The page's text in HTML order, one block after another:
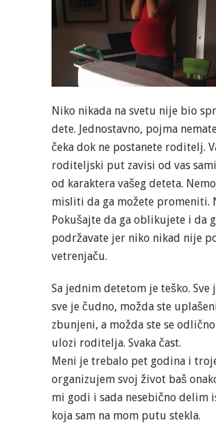
Niko nikada na svetu nije bio
dete. Jednostavno, pojma
čeka dok ne postanete roditelj.
roditeljski put zavisi od vas
od karaktera vašeg deteta.
misliti da ga možete promeniti.
Pokušajte da ga oblikujete i da
podržavate jer niko nikad nije
vetrenjaču.
Sa jednim detetom je teško. Sve
sve je čudno, možda ste
zbunjeni, a možda ste se
ulozi roditelja. Svaka čast.
Meni je trebalo pet godina i
organizujem svoj život baš
mi godi i sada nesebično delim
koja sam na mom putu stekla.